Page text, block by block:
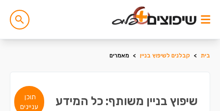
בית > קבלנים לשיפוץ בניין > מאמרים
תוכן
עניינים
שיפוץ בניין משותף: כל המידע